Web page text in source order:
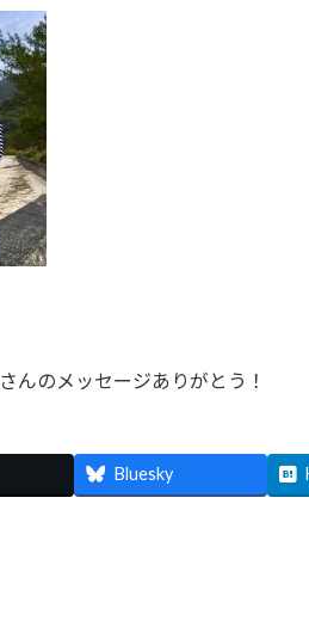
んのメッセージありがとう！
Bluesky